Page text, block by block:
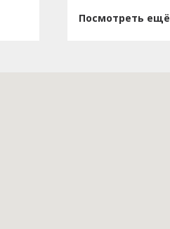
Посмотреть ещё